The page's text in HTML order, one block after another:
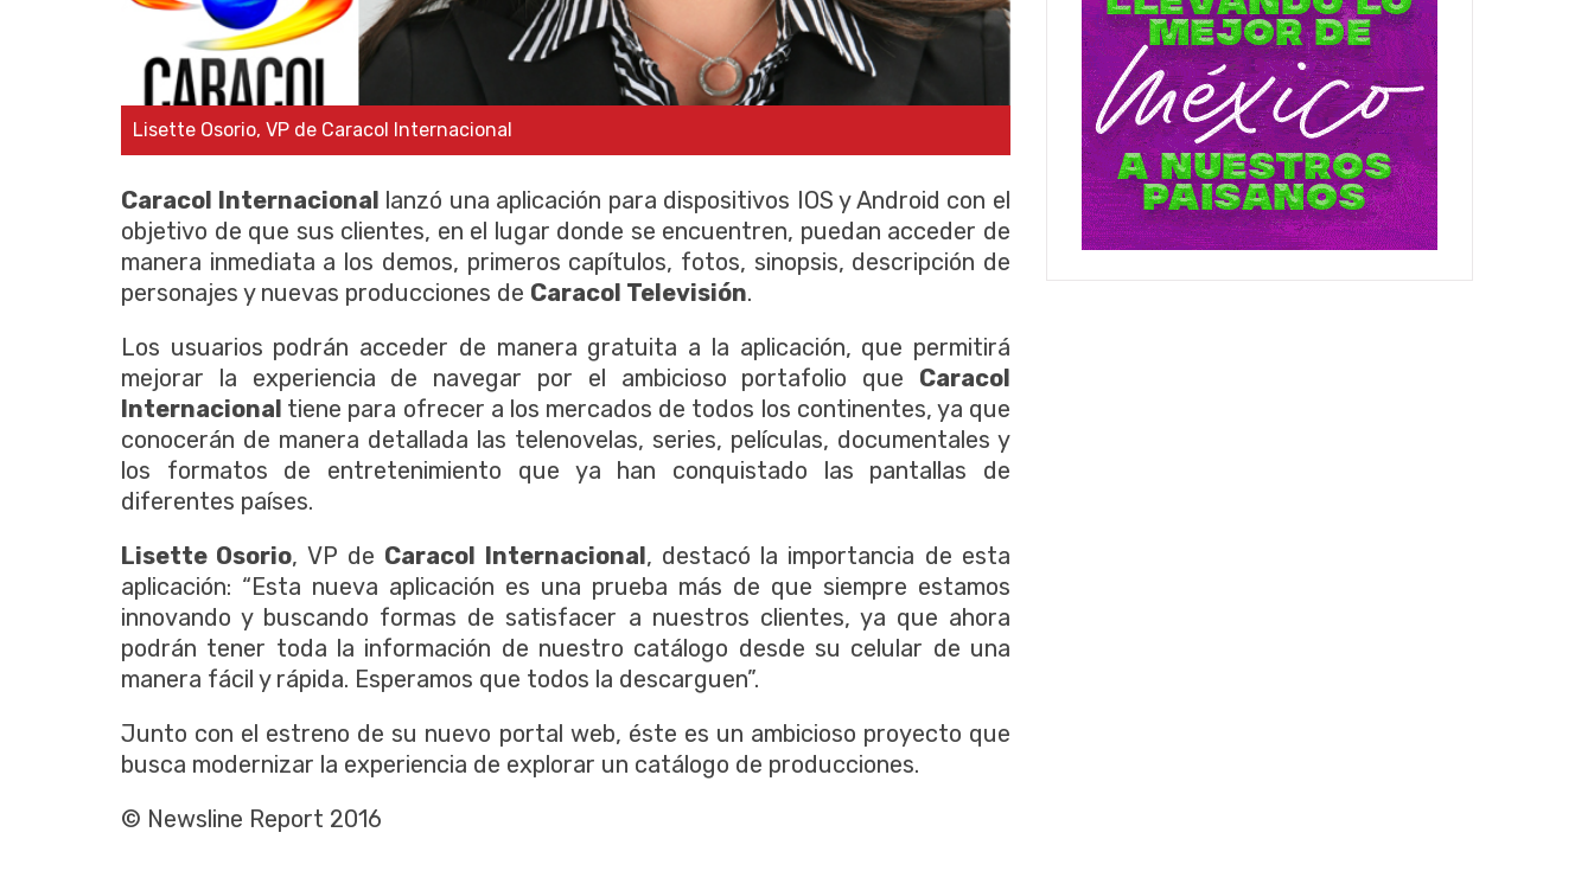
Lisette Osorio, VP de Caracol Internacional
Caracol Internacional lanzó una aplicación para dispositivos IOS y Android con el
objetivo de que sus clientes, en el lugar donde se encuentren, puedan acceder de
manera inmediata a los demos, primeros capítulos, fotos, sinopsis, descripción de
personajes y nuevas producciones de Caracol Televisión.
Los usuarios podrán acceder de manera gratuita a la aplicación, que permitirá
mejorar la experiencia de navegar por el ambicioso portafolio que Caracol
Internacional tiene para ofrecer a los mercados de todos los continentes, ya que
conocerán de manera detallada las telenovelas, series, películas, documentales y
los formatos de entretenimiento que ya han conquistado las pantallas de
diferentes países.
Lisette Osorio, VP de Caracol Internacional, destacó la importancia de esta
aplicación: “Esta nueva aplicación es una prueba más de que siempre estamos
innovando y buscando formas de satisfacer a nuestros clientes, ya que ahora
podrán tener toda la información de nuestro catálogo desde su celular de una
manera fácil y rápida. Esperamos que todos la descarguen”.
Junto con el estreno de su nuevo portal web, éste es un ambicioso proyecto que
busca modernizar la experiencia de explorar un catálogo de producciones.
© Newsline Report 2016